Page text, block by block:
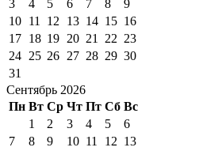
3
4 5 6 7 8
9
10 11 12 13 14 15 16
17 18 19 20 21 22 23
24 25 26 27 28 29 30
31
Сентябрь 2026
Пн Вт Ср Чт Пт Сб Вс
1
2 3 4 5
6
7
8 9 10 11 12 13